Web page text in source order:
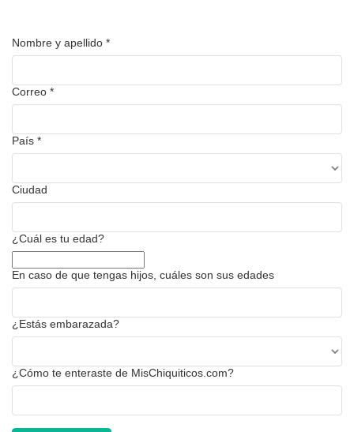
Nombre y apellido *
Correo *
País *
Ciudad
¿Cuál es tu edad?
En caso de que tengas hijos, cuáles son sus edades
¿Estás embarazada?
¿Cómo te enteraste de MisChiquiticos.com?